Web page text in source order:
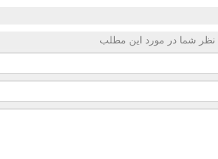
نظر شما در مورد این مطلب